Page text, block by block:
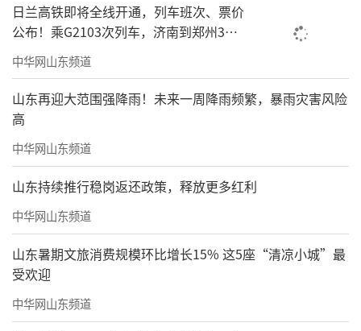
日兰高铁即将全线开通，列车班次、票价
公布！乘G2103次列车，济南到郑州3小
时到达
中华网山东频道
山东再迎大范围强降雨！未来一周降雨频繁，暴雨灾害风险
高
中华网山东频道
山东持续推行稳岗返还政策，释放更多红利
中华网山东频道
山东暑期文旅消费规模环比增长15% 这5座“清凉小城”最
受欢迎
中华网山东频道